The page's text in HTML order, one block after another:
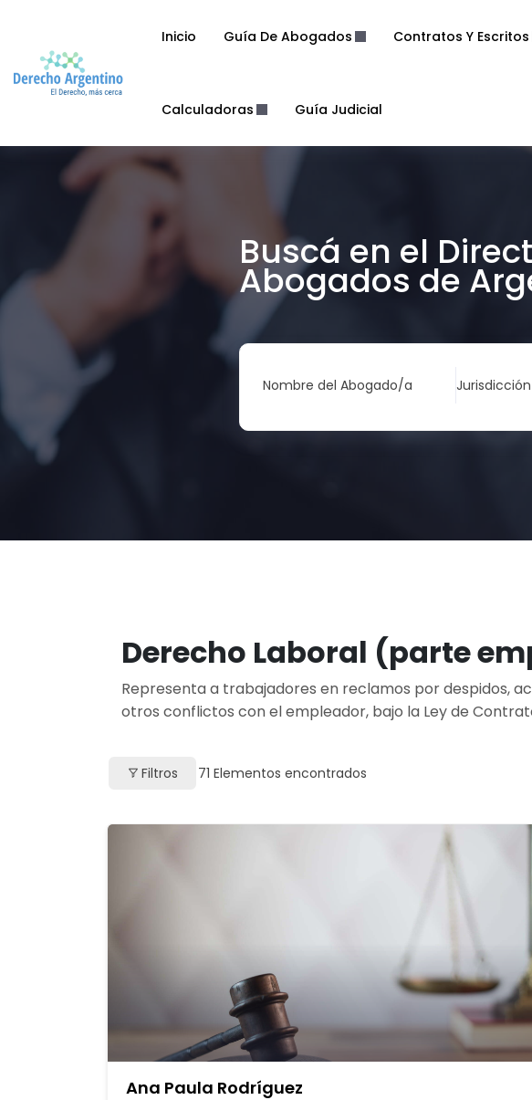
Inicio Guía De Abogados Contratos Y Escritos
Calculadoras Guía Judicial
Buscá en el
Abogados de
Nombre del Abogado/a Jurisdicción
Derecho Laboral (parte
Representa a trabajadores en reclamos por despidos,
otros conflictos con el empleador, bajo la Ley de
Filtros 71 Elementos encontrados
Ana Paula Rodríguez